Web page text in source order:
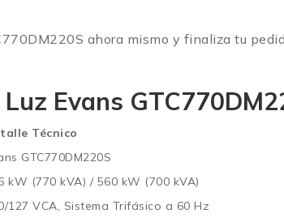
ahora mismo y finaliza tu
Evans
Técnico
GTC770DM220S
kW (770 kVA) / 560 kW (700 kVA)
127 VCA, Sistema Trifásico a 60 Hz